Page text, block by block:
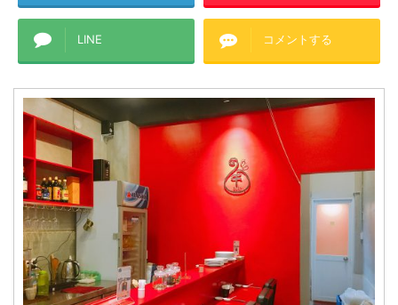
LINE コメントする